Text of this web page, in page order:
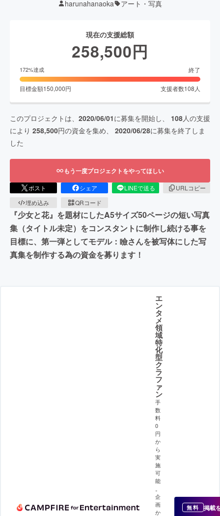
harunahanaoka アート・写真
現在の支援総額
258,500円
172%達成 終了
目標金額150,000円 支援者数108 人
このプロジェクトは、 2020/06/01に募集を開始し、 108人の支援
により 258,500円の資金を集め、 2020/06/28に募集を終了しま
した
もう一度プロジェクトをやってほしい
ポスト シェア LINEで送る
URLコピー
埋め込み
QRコード
『少女と花』を題材にしたA5サイズ50ページの短い写真
集（タイトル未定）をコンスタントに制作し続ける事を
目標に、第一弾としてモデル：瞼さんを被写体にした写
真集を制作する為の資金を募ります！
エ
ン
タ
メ
領
域
特
化
型
ク
ラ
フ
ァ
ン
手
数
料
0
円
か
ら
実
施
可
能
企
画
か
無料 掲載